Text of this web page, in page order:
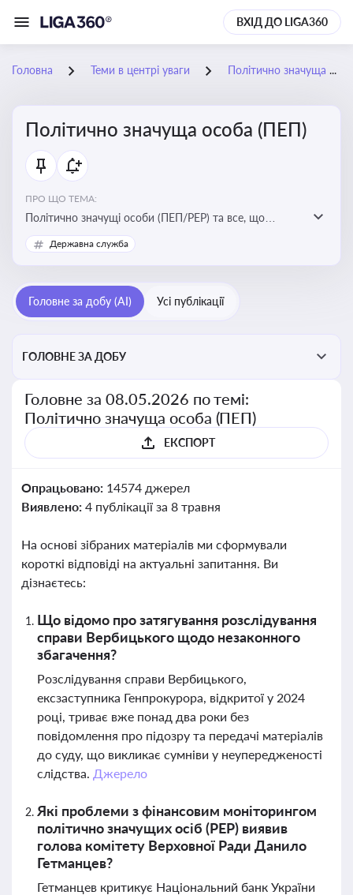
ВХІД ДО LIGA360
Головна Теми в центрі уваги Політично значуща особа (ПЕП)
Політично значуща особа (ПЕП)
ПРО ЩО ТЕМА:
Політично значущі особи (ПЕП/PEP) та все, що
стосується їх статусу
Державна служба
Головне за добу (AI) Усі публікації
ГОЛОВНЕ ЗА ДОБУ
Головне за 08.05.2026 по темі:
Політично значуща особа (ПЕП)
ЕКСПОРТ
Опрацьовано: 14574 джерел
Виявлено: 4 публікації за 8 травня
На основі зібраних матеріалів ми сформували
короткі відповіді на актуальні запитання. Ви
дізнаєтесь:
Що відомо про затягування розслідування
справи Вербицького щодо незаконного
збагачення?
Розслідування справи Вербицького,
ексзаступника Генпрокурора, відкритої у 2024
році, триває вже понад два роки без
повідомлення про підозру та передачі матеріалів
до суду, що викликає сумніви у неупередженості
слідства. Джерело
Які проблеми з фінансовим моніторингом
політично значущих осіб (PEP) виявив
голова комітету Верховної Ради Данило
Гетманцев?
Гетманцев критикує Національний банк України